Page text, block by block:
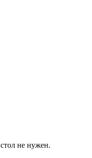
не нужен.